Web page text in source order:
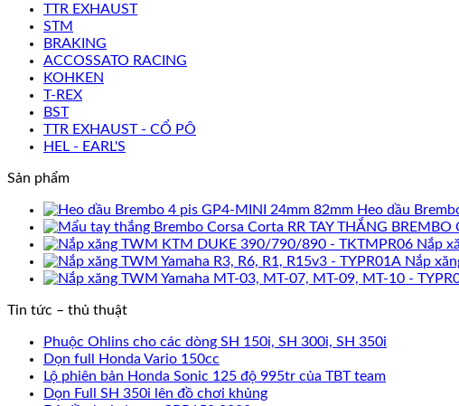
TTR EXHAUST
STM
BRAKING
ACCOSSATO RACING
KOHKEN
T-REX
BST
TTR EXHAUST - CỔ PÔ
HEL - EARL'S
Sản phẩm
Heo dầu
TAY THẮNG BREMBO
Nắp
Nắp
Tin tức – thủ thuật
Phuộc Ohlins cho các dòng SH 150i, SH 300i, SH 350i
Dọn full Honda Vario 150cc
Lộ phiên bản Honda Sonic 125 độ 995tr của TBT team
Dọn Full SH 350i lên đồ chơi khủng